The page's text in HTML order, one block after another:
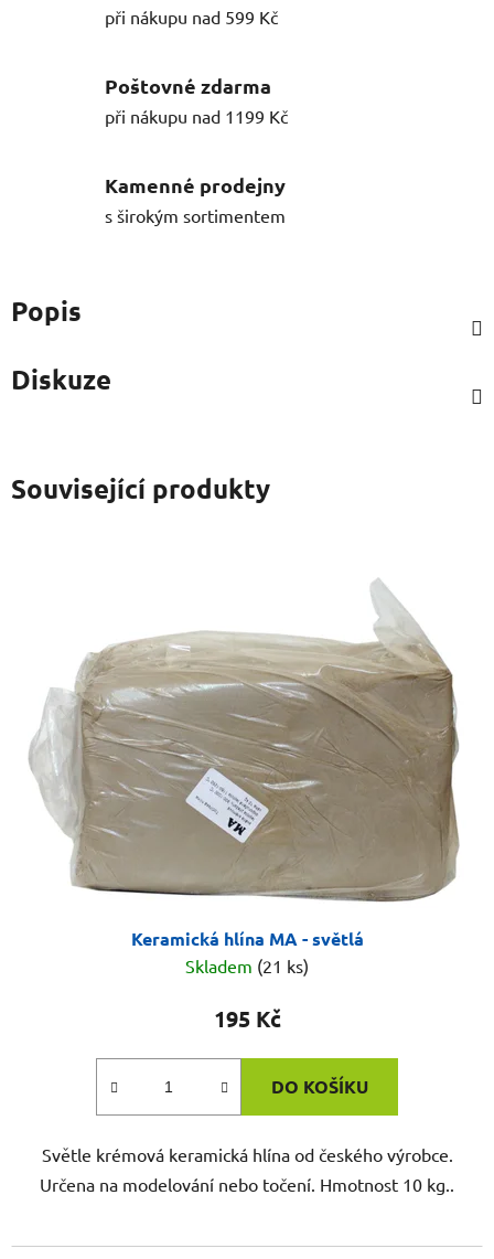
při nákupu nad 599 Kč
Poštovné zdarma
při nákupu nad 1199 Kč
Kamenné prodejny
s širokým sortimentem
Popis
Diskuze
Související produkty
Keramická hlína MA - světlá
Skladem (21 ks)
195 Kč
DO KOŠÍKU
Světle krémová keramická hlína od českého výrobce.
Určena na modelování nebo točení. Hmotnost 10 kg..